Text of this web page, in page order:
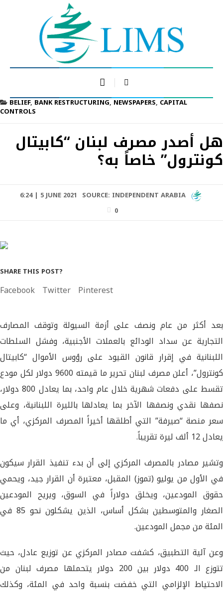
BELIEF,BANK RESTRUCTURING,NEWSPAPERS,CAPITAL
CONTROLS
هل أصدر مصرف لبنان “كابيتال
كونترول” خاصاً به؟
6:24 | 5 JUNE 2021 SOURCE: INDEPENDENT ARABIA
0
SHARE THIS POST?
Facebook Twitter Pinterest
بعد أكثر من عام ونصف على أزمة السيولة وتوقف المصارف
التجارية عن سداد الودائع بالعملات الأجنبية، وفشل السلطات
اللبنانية في إقرار قانون القيود على رؤوس الأموال “كابيتال
كونترول”، أعلن مصرف لبنان تحرير ما قيمته 9600 دولار لكل مودع
تقسط على دفعات شهرية خلال عام واحد، بما يعادل 800 دولار،
نصفها نقدي ونصفها الآخر بما يعادلها بالليرة اللبنانية، وعلى
سعر منصة “صيرفة” التي أطلقها أخيراً المصرف المركزي، أي ما
يعادل 12 ألف ليرة تقريباً.
وتشير مصادر بالمصرف المركزي إلى أن بدء تنفيذ القرار سيكون
في الأول من يوليو (تموز) المقبل، معتبرة أن القرار جيد، ويحمي
حقوق المودعين، ويخلق دولاراً في السوق، ويريح المودعين
الصغار والمتوسطين بشكل أساس، الذين يشكلون نحو 85 في
المئة من مجمل المودعين.
وعن آلية التطبيق، كشفت مصادر المركزي عن توزيع عادل، حيث
تتوزع الـ 400 دولار بين 200 دولار يتحملها مصرف لبنان من
الاحتياط الإلزامي التي خفضت بنسبة واحد في المئة، وكذلك